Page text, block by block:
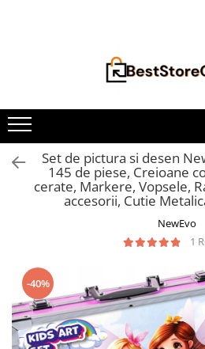
Accesorii aparate climatizare
Accesorii console gaming
Accesorii si Piese Aspiratoare
Aspiratoare Universale
Dyson
iRobot Roomba
Tefal Rowenta X-Force Flex
Xiaomi Roborock
Aspiratoare
Auto Moto
Set de pictura si desen
145 de piese, Creioane
cerate, Markere, Vopsele,
accesorii, Cutie
NewEvo
1
-40%